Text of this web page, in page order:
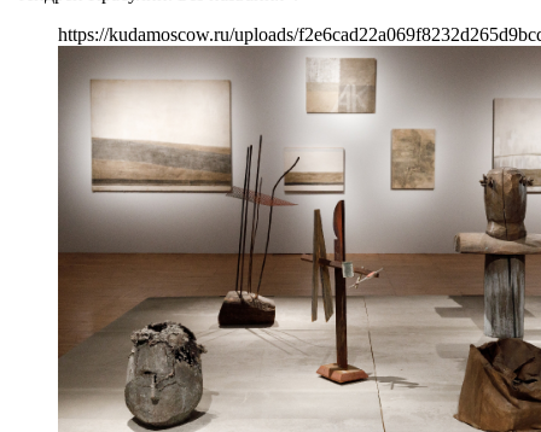
https://kudamoscow.ru/uploads/